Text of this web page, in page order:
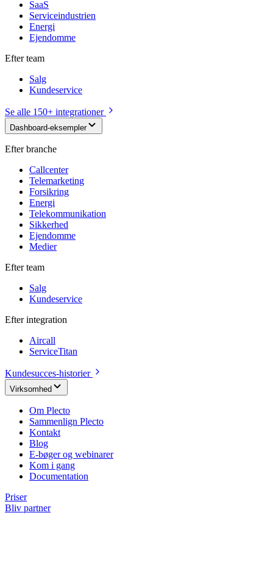
SaaS
Serviceindustrien
Energi
Ejendomme
Efter team
Salg
Kundeservice
Se alle 150+ integrationer
Dashboard-eksempler
Efter branche
Callcenter
Telemarketing
Forsikring
Energi
Telekommunikation
Sikkerhed
Ejendomme
Medier
Efter team
Salg
Kundeservice
Efter integration
Aircall
ServiceTitan
Kundesucces-historier
Virksomhed
Om Plecto
Sammenlign Plecto
Kontakt
Blog
E-bøger og webinarer
Kom i gang
Documentation
Priser
Bliv partner